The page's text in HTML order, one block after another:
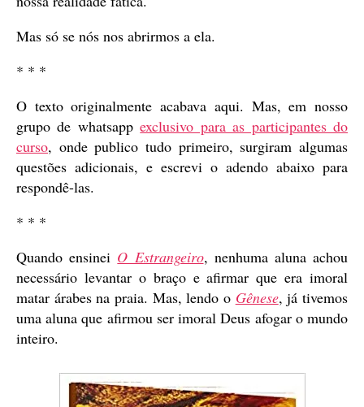
Mas só se nós nos abrirmos a ela.
* * *
O texto originalmente acabava aqui. Mas, em nosso
grupo de whatsappexclusivo para as participantes do
curso, onde publico tudo primeiro, surgiram algumas
questões adicionais, e escrevi o adendo abaixo para
respondê-las.
* * *
Quando ensinei O Estrangeiro, nenhuma aluna achou
necessário levantar o braço e afirmar que era imoral
matar árabes na praia. Mas, lendo o Gênese, já tivemos
uma aluna que afirmou ser imoral Deus afogar o mundo
inteiro.